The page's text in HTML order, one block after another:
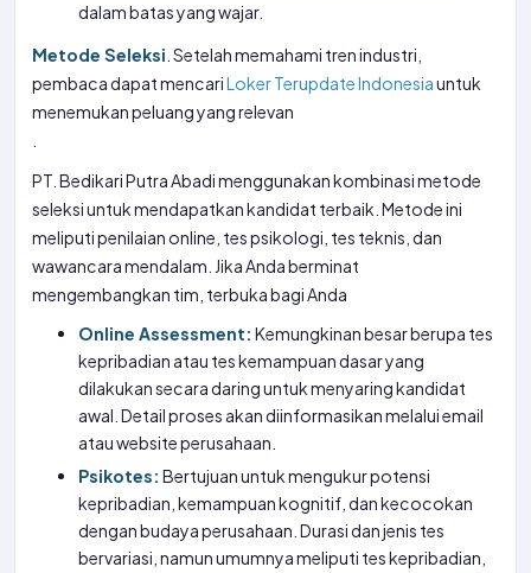
dalam batas yang wajar.
Metode Seleksi . Setelah memahami tren industri,
pembaca dapat mencariLoker Terupdate Indonesiauntuk
menemukan peluang yang relevan
PT. Bedikari Putra Abadi menggunakan kombinasi metode
seleksi untuk mendapatkan kandidat terbaik. Metode ini
meliputi penilaian online, tes psikologi, tes teknis, dan
wawancara mendalam. Jika Anda berminat
mengembangkan tim, terbuka bagi Anda
Online Assessment: Kemungkinan besar berupa tes
kepribadian atau tes kemampuan dasar yang
dilakukan secara daring untuk menyaring kandidat
awal. Detail proses akan diinformasikan melalui email
atau website perusahaan.
Psikotes: Bertujuan untuk mengukur potensi
kepribadian, kemampuan kognitif, dan kecocokan
dengan budaya perusahaan. Durasi dan jenis tes
bervariasi, namun umumnya meliputi tes kepribadian,